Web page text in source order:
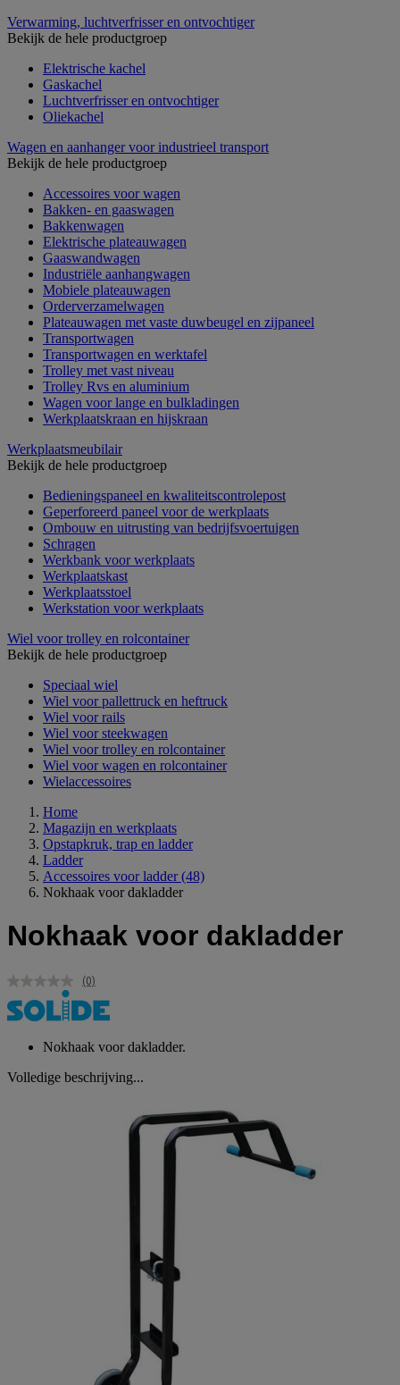
Verwarming, luchtverfrisser en ontvochtiger
Bekijk de hele productgroep
Elektrische kachel
Gaskachel
Luchtverfrisser en ontvochtiger
Oliekachel
Wagen en aanhanger voor industrieel transport
Bekijk de hele productgroep
Accessoires voor wagen
Bakken- en gaaswagen
Bakkenwagen
Elektrische plateauwagen
Gaaswandwagen
Industriële aanhangwagen
Mobiele plateauwagen
Orderverzamelwagen
Plateauwagen met vaste duwbeugel en zijpaneel
Transportwagen
Transportwagen en werktafel
Trolley met vast niveau
Trolley Rvs en aluminium
Wagen voor lange en bulkladingen
Werkplaatskraan en hijskraan
Werkplaatsmeubilair
Bekijk de hele productgroep
Bedieningspaneel en kwaliteitscontrolepost
Geperforeerd paneel voor de werkplaats
Ombouw en uitrusting van bedrijfsvoertuigen
Schragen
Werkbank voor werkplaats
Werkplaatskast
Werkplaatsstoel
Werkstation voor werkplaats
Wiel voor trolley en rolcontainer
Bekijk de hele productgroep
Speciaal wiel
Wiel voor pallettruck en heftruck
Wiel voor rails
Wiel voor steekwagen
Wiel voor trolley en rolcontainer
Wiel voor wagen en rolcontainer
Wielaccessoires
Home
Magazijn en werkplaats
Opstapkruk, trap en ladder
Ladder
Accessoires voor ladder (48)
Nokhaak voor dakladder
Nokhaak voor dakladder
Geen
scorewaarde.
Dezelfde
(0)
Nokhaak voor dakladder.
Volledige beschrijving...